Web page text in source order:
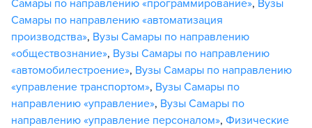
Самары по направлению «программирование», Вузы
Самары по направлению «автоматизация
производства», Вузы Самары по направлению
«обществознание», Вузы Самары по направлению
«автомобилестроение», Вузы Самары по направлению
«управление транспортом», Вузы Самары по
направлению «управление», Вузы Самары по
направлению «управление персоналом», Физические